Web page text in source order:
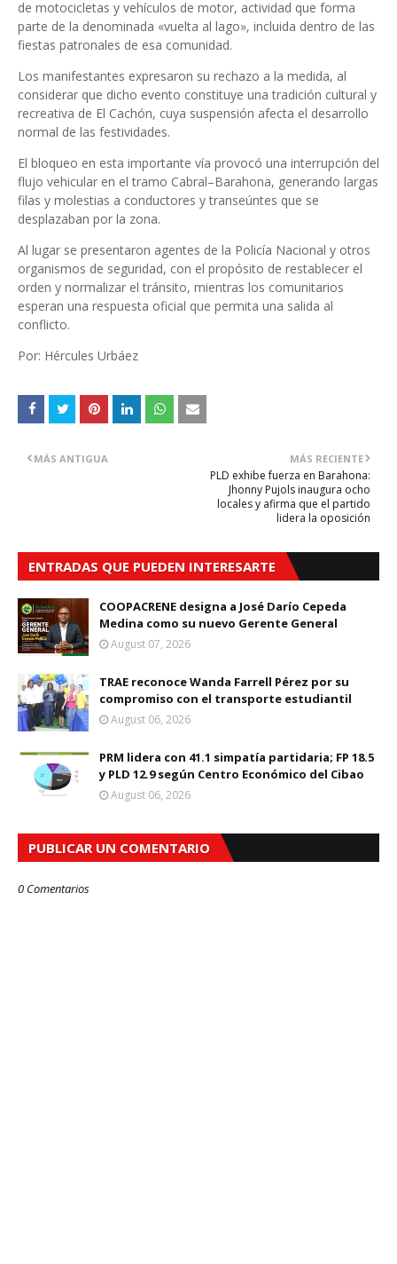
de motocicletas y vehículos de motor, actividad que forma
parte de la denominada «vuelta al lago», incluida dentro de las
fiestas patronales de esa comunidad.
Los manifestantes expresaron su rechazo a la medida, al
considerar que dicho evento constituye una tradición cultural y
recreativa de El Cachón, cuya suspensión afecta el desarrollo
normal de las festividades.
El bloqueo en esta importante vía provocó una interrupción del
flujo vehicular en el tramo Cabral–Barahona, generando largas
filas y molestias a conductores y transeúntes que se
desplazaban por la zona.
Al lugar se presentaron agentes de la Policía Nacional y otros
organismos de seguridad, con el propósito de restablecer el
orden y normalizar el tránsito, mientras los comunitarios
esperan una respuesta oficial que permita una salida al
conflicto.
Por: Hércules Urbáez
MÁS RECIENTE
PLD exhibe fuerza en Barahona:
Jhonny Pujols inaugura ocho
locales y afirma que el partido
lidera la oposición
MÁS ANTIGUA
ENTRADAS QUE PUEDEN INTERESARTE
COOPACRENE designa a José Darío Cepeda
Medina como su nuevo Gerente General
August 07, 2026
TRAE reconoce Wanda Farrell Pérez por su
compromiso con el transporte estudiantil
August 06, 2026
PRM lidera con 41.1 simpatía partidaria; FP 18.5
y PLD 12.9 según Centro Económico del Cibao
August 06, 2026
PUBLICAR UN COMENTARIO
0 Comentarios